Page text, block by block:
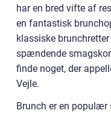
har en bred vifte af
en fantastisk
klassiske
spændende
finde noget, der
Vejle.
Brunch er en populær